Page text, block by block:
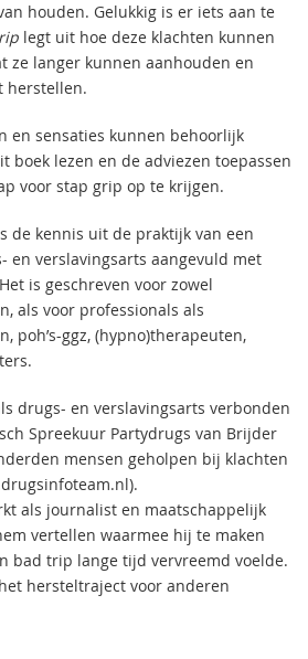
houden. Gelukkig is er iets aan te
legt uit hoe deze klachten kunnen
ze langer kunnen aanhouden en
herstellen.
en sensaties kunnen behoorlijk
boek lezen en de adviezen toepassen
voor stap grip op te krijgen.
de kennis uit de praktijk van een
en verslavingsarts aangevuld met
is geschreven voor zowel
als voor professionals als
poh’s-ggz, (hypno)therapeuten,
drugs- en verslavingsarts verbonden
Spreekuur Partydrugs van Brijder
mensen geholpen bij klachten
als journalist en maatschappelijk
vertellen waarmee hij te maken
bad trip lange tijd vervreemd voelde.
hersteltraject voor anderen